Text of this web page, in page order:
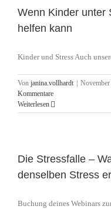
Wenn Kinder unter
helfen kann
Kinder und Stress Auch
Von janina.vollhardt
Kommentare
Weiterlesen
Die Stressfalle –
denselben Stress
Buchung deines Webinars